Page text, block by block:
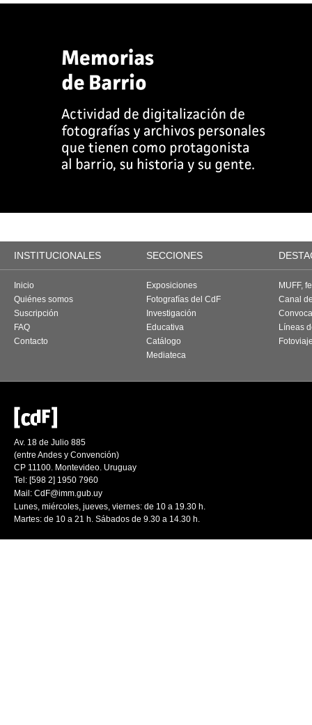
INSTITUCIONALES SECCIONES
Inicio
Quiénes somos
Suscripción
FAQ
Contacto
Exposiciones
Fotografías del CdF
Investigación
Educativa
Catálogo
Mediateca
MUFF,
Canal
Líneas
Av. 18 de Julio 885
(entre Andes y Convención)
CP 11100. Montevideo. Uruguay
Tel: [598 2] 1950 7960
Mail: CdF@imm.gub.uy
Lunes, miércoles, jueves, viernes: de 10 a 19.30 h.
Martes: de 10 a 21 h. Sábados de 9.30 a 14.30 h.